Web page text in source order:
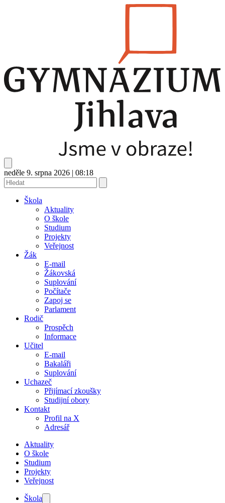
neděle 9. srpna 2026 | 08:18
Škola
Aktuality
O škole
Studium
Projekty
Veřejnost
Žák
E-mail
Žákovská
Suplování
Počítače
Zapoj se
Parlament
Rodič
Prospěch
Informace
Učitel
E-mail
Bakaláři
Suplování
Uchazeč
Přijímací zkoušky
Studijní obory
Kontakt
Profil na X
Adresář
Aktuality
O škole
Studium
Projekty
Veřejnost
Škola